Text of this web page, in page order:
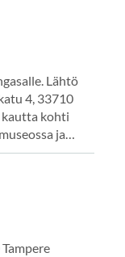
Lähtö
4, 33710
kautta kohti
ja…